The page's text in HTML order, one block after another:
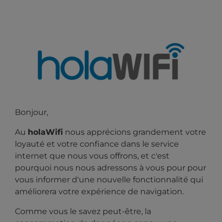
Bonjour,
Au holaWifi nous apprécions grandement votre
loyauté et votre confiance dans le service
internet que nous vous offrons, et c'est
pourquoi nous nous adressons à vous pour pour
vous informer d'une nouvelle fonctionnalité qui
améliorera votre expérience de navigation.
Comme vous le savez peut-être, la